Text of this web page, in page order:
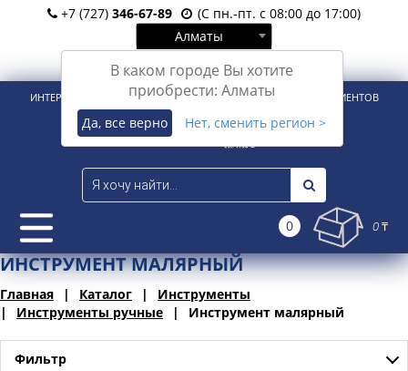
+7 (727) 346-67-89
(С пн.-пт. с 08:00 до 17:00)
Алматы
В каком городе Вы хотите
приобрести: Алматы
Да, все верно Нет, сменить регион >
Вход Регистрация
ИНТЕРНЕТ-МАГАЗИН ДЛЯ РОЗНИЧНЫХ И КОРПОРАТИВНЫХ КЛИЕНТОВ
0 0 ₸
ИНСТРУМЕНТ МАЛЯРНЫЙ
Главная Каталог
Инструменты
Инструменты ручные
Инструмент малярный
Фильтр